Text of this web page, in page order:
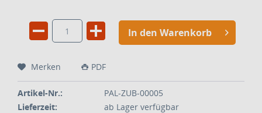
In den Warenkorb
Merken PDF
Artikel-Nr.:
PAL-ZUB-00005
Lieferzeit:
ab Lager verfügbar